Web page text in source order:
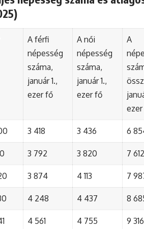
A férfi
népesség
száma,
január 1.,
ezer fő
A női
népesség
száma,
január 1.,
ezer fő
A
3 418 3 436 6
3 792 3 820 7 612
3 874 4 113 7
4 248 4 437 8
4 561 4 755 9 316